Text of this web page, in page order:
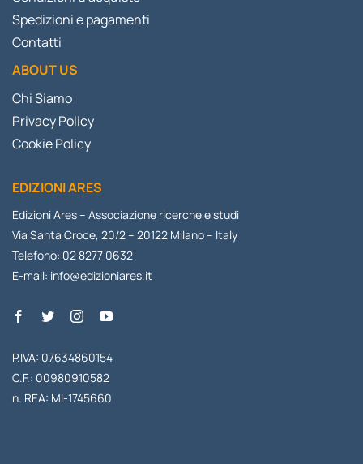
Spedizioni e pagamenti
Contatti
ABOUT US
Chi Siamo
Privacy Policy
Cookie Policy
EDIZIONI ARES
Edizioni Ares – Associazione ricerche e studi
Via Santa Croce, 20/2 – 20122 Milano – Italy
Telefono: 02 8277 0632
E-mail: info@edizioniares.it
P.IVA: 07634860154
C.F.: 00980910582
n. REA: MI-1745660